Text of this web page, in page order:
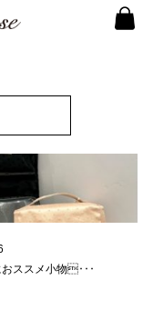
ススメ小物･･･